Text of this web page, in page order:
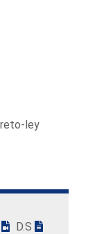
ley
D.S